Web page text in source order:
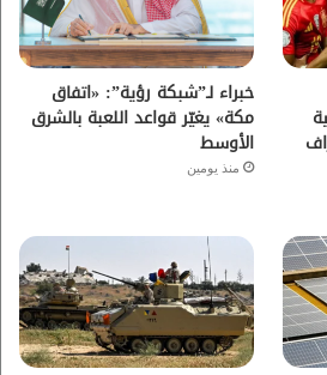
ب
ر
ا
م
خبراء لـ”شبكة رؤية”: «اتفاق
مكة» يغيّر قواعد اللعبة بالشرق
الأوسط
منذ يومين